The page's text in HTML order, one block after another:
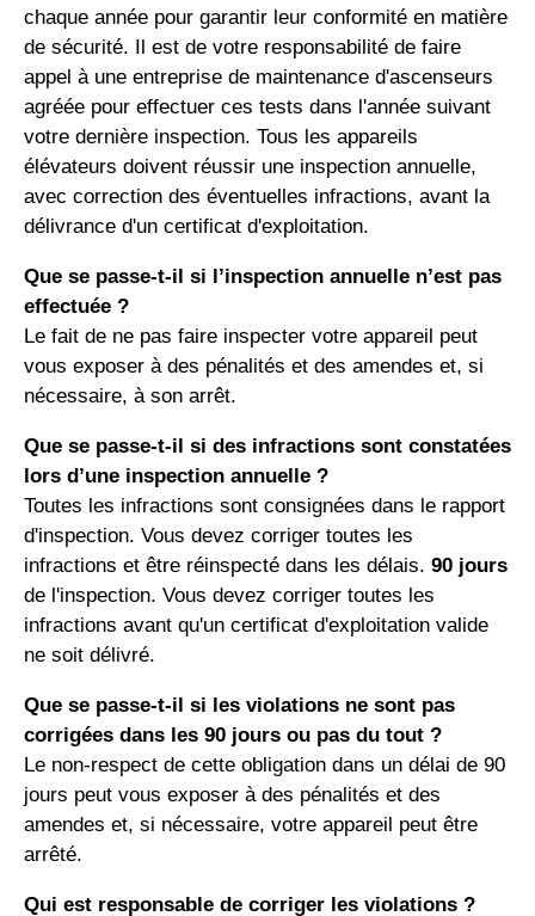
chaque année pour garantir leur conformité en matière
de sécurité. Il est de votre responsabilité de faire
appel à une entreprise de maintenance d'ascenseurs
agréée pour effectuer ces tests dans l'année suivant
votre dernière inspection. Tous les appareils
élévateurs doivent réussir une inspection annuelle,
avec correction des éventuelles infractions, avant la
délivrance d'un certificat d'exploitation.
Que se passe-t-il si l’inspection annuelle n’est pas
effectuée ?
Le fait de ne pas faire inspecter votre appareil peut
vous exposer à des pénalités et des amendes et, si
nécessaire, à son arrêt.
Que se passe-t-il si des infractions sont constatées
lors d’une inspection annuelle ?
Toutes les infractions sont consignées dans le rapport
d'inspection. Vous devez corriger toutes les
infractions et être réinspecté dans les délais. 90 jours
de l'inspection. Vous devez corriger toutes les
infractions avant qu'un certificat d'exploitation valide
ne soit délivré.
Que se passe-t-il si les violations ne sont pas
corrigées dans les 90 jours ou pas du tout ?
Le non-respect de cette obligation dans un délai de 90
jours peut vous exposer à des pénalités et des
amendes et, si nécessaire, votre appareil peut être
arrêté.
Qui est responsable de corriger les violations ?